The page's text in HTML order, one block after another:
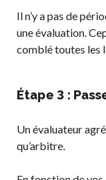
Il n’y a pas de
une évaluation.
comblé toutes les
Étape 3 :
Un évaluateur
qu’arbitre.